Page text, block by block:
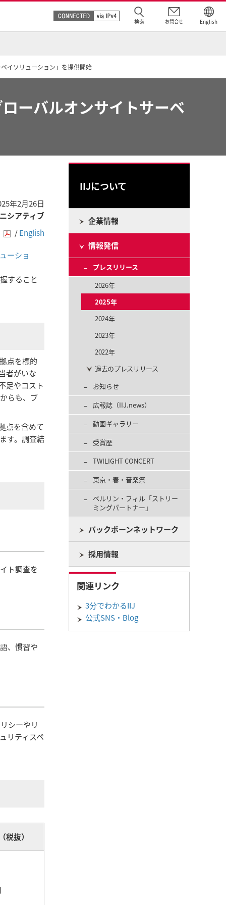
検索 お問合せ English
イソリューション」を提供開始
ーバルオンサイトサーベ
年2月26日
シアティブ
/English
ーショ
すること
点を標的
者がいな
足やコスト
らも、ブ
点を含めて
す。調査結
ト調査を
、慣習や
シーやリ
リティスペ
税抜）
IIJについて
企業情報
情報発信
プレスリリース
2026年
2025年
2024年
2023年
2022年
過去のプレスリリース
お知らせ
広報誌（IIJ.news）
動画ギャラリー
受賞歴
TWILIGHT CONCERT
東京・春・音楽祭
ベルリン・フィル「ストリー
ミングパートナー」
バックボーンネットワーク
採用情報
関連リンク
3分でわかるIIJ
公式SNS・Blog